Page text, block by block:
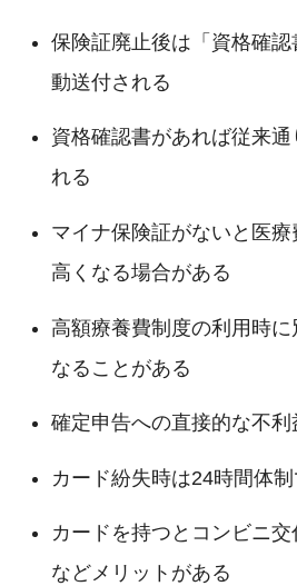
保険証廃止後は「資格確
動送付される
資格確認書があれば従来
れる
マイナ保険証がないと医
高くなる場合がある
高額療養費制度の利用時
なることがある
確定申告への直接的な不利
カード紛失時は24時間体
カードを持つとコンビニ
などメリットがある